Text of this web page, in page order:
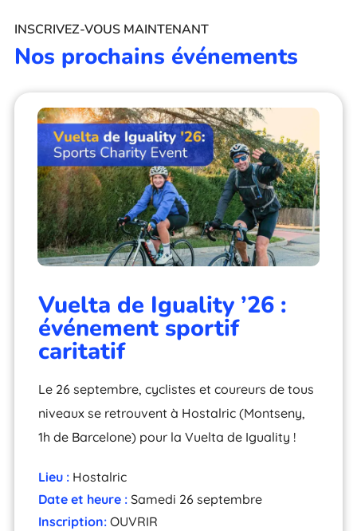
INSCRIVEZ-VOUS MAINTENANT
Nos prochains événements
Vuelta de Iguality ’26 :
événement sportif
caritatif
Le 26 septembre, cyclistes et coureurs de tous
niveaux se retrouvent à Hostalric (Montseny,
1h de Barcelone) pour la Vuelta de Iguality !
Lieu : Hostalric
Date et heure : Samedi 26 septembre
Inscription: OUVRIR